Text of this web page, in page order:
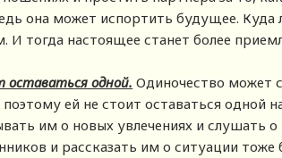
она может испортить будущее. Куда
И тогда настоящее станет более
оставаться одной. Одиночество может
поэтому ей не стоит оставаться одной
им о новых увлечениях и слушать
и рассказать им о ситуации